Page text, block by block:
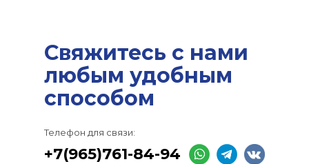
Свяжитесь с нами
любым удобным
способом
+7(965)761-84-94
Телефон для связи: